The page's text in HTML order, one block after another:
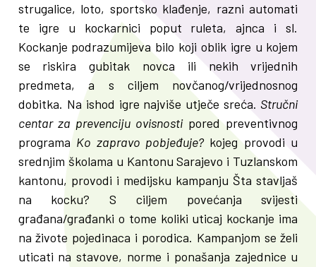
strugalice, loto, sportsko klađenje, razni automati
te igre u kockarnici poput ruleta, ajnca i sl.
Kockanje podrazumijeva bilo koji oblik igre u kojem
se riskira gubitak novca ili nekih vrijednih
predmeta, a s ciljem novčanog/vrijednosnog
dobitka. Na ishod igre najviše utječe sreća. Stručni
centar za prevenciju ovisnostipored preventivnog
programa Ko zapravo pobjeđuje?kojeg provodi u
srednjim školama u Kantonu Sarajevo i Tuzlanskom
kantonu, provodi i medijsku kampanju Šta stavljaš
na kocku? S ciljem povećanja svijesti
građana/građanki o tome koliki uticaj kockanje ima
na živote pojedinaca i porodica. Kampanjom se želi
uticati na stavove, norme i ponašanja zajednice u